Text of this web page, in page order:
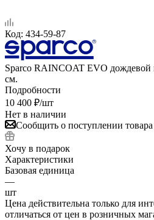
Код: 434-59-87
Sparco RAINCOAT EVO дождевой
см.
Подробности
10 400 ₽/шт
Нет в наличии
Сообщить о поступлении товара
Хочу в подарок
Характеристики
Базовая единица
—
шт
Цена действительна только для
отличаться от цен в розничных